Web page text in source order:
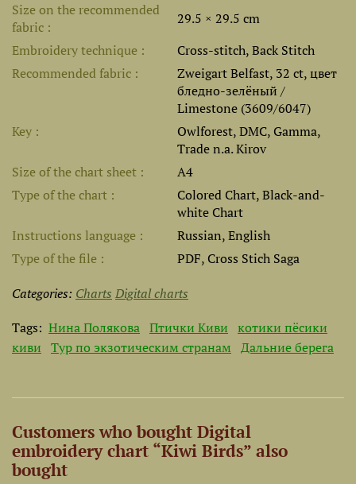
Size on the recommended
fabric
29.5 × 29.5 cm
Embroidery technique
Cross-stitch, Back Stitch
Recommended fabric
Zweigart Belfast, 32 ct, цвет
бледно-зелёный /
Limestone (3609/6047)
Key
Owlforest, DMC, Gamma,
Trade n.a. Kirov
Size of the chart sheet
A4
Type of the chart
Colored Chart, Black-and-
white Chart
Instructions language
Russian, English
Type of the file
PDF, Cross Stich Saga
Categories: Charts Digital charts
Tags: Нина Полякова Птички Киви котики пёсики
киви Тур по экзотическим странам Дальние берега
Customers who bought Digital
embroidery chart “Kiwi Birds” also
bought